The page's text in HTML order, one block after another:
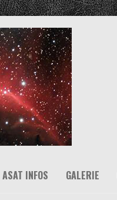
ASAT INFOS GALERIE